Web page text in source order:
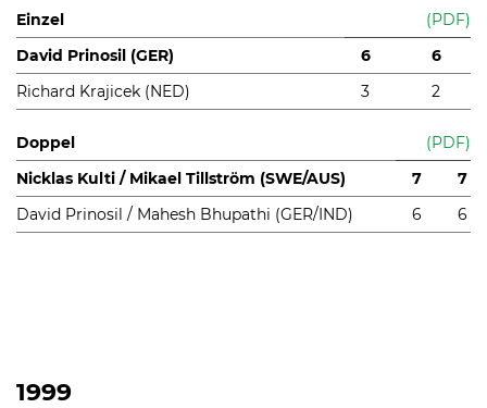
Einzel
(PDF)
David Prinosil (GER)
6
6
Richard Krajicek (NED)
3 2
Doppel
(PDF)
Nicklas Kulti / Mikael Tillström (SWE/AUS)
7
7
David Prinosil / Mahesh Bhupathi (GER/IND)
6 6
1999